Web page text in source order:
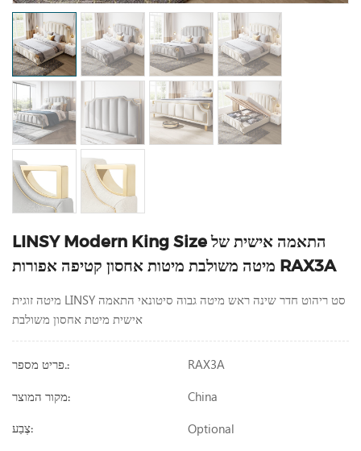
LINSY Modern King Size התאמה אישית של
מיטה משולבת מיטות אחסון קטיפה אפורות RAX3A
מיטה זוגית LINSY סט ריהוט חדר שינה ראש מיטה גבוה סיטונאי התאמה
אישית מיטת אחסון משולבת
פריט מספר.: RAX3A
מקור המוצר: China
צֶבַע: Optional